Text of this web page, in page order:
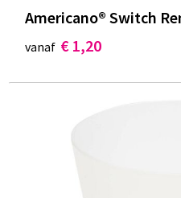
Americano® Switch
vanaf € 1,20